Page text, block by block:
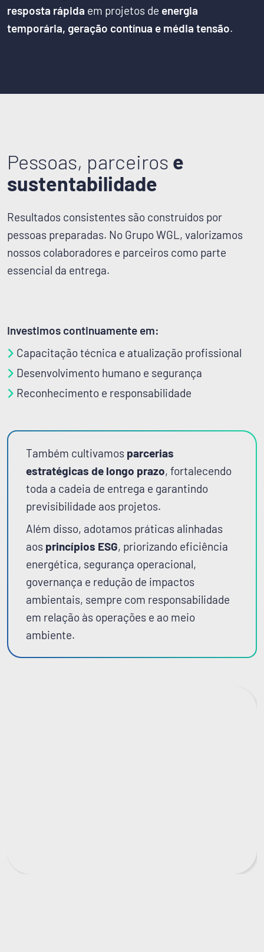
resposta rápida em projetos de energia
temporária, geração contínua e média tensão.
Pessoas, parceiros e
sustentabilidade
Resultados consistentes são construídos por
pessoas preparadas. No Grupo WGL, valorizamos
nossos colaboradores e parceiros como parte
essencial da entrega.
Investimos continuamente em:
Capacitação técnica e atualização profissional
Desenvolvimento humano e segurança
Reconhecimento e responsabilidade
Também cultivamos parcerias
estratégicas de longo prazo, fortalecendo
toda a cadeia de entrega e garantindo
previsibilidade aos projetos.
Além disso, adotamos práticas alinhadas
aos princípios ESG, priorizando eficiência
energética, segurança operacional,
governança e redução de impactos
ambientais, sempre com responsabilidade
em relação às operações e ao meio
ambiente.